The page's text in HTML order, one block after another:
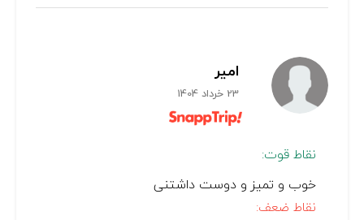
امیر
23 خرداد 1404
نقاط قوت:
خوب و تمیز و دوست داشتنی
نقاط ضعف: